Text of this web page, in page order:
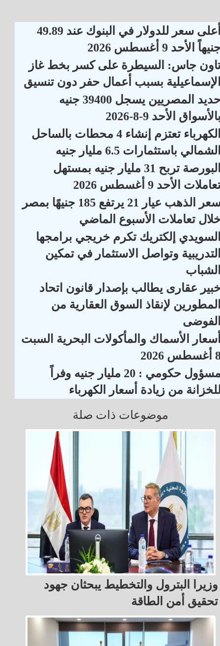
أعلى سعر للدولار في البنوك عند 49.89
الأحد 9 أغسطس 2026
جاس: السيطرة على كسر بخط غاز
بسبب أعمال حفر دون تنسيق
حديد المصريين يسجل 39400 جنيه
الأحد 9-8-2026
الكهرباء تعتزم إنشاء 4 محطات بالساحل
باستثمارات 6.5 مليار جنيه
البورصة تربح 31 مليار جنيه بمستهل
الأحد 9 أغسطس 2026
سعر الذهب عيار 21 يرتفع 185 جنيهًا بمصر
تعاملات الأسبوع الماضي
إلكتريك تكرم خريجي برامجها
وتواصل الاستثمار في تمكين
عقارى يطالب بإصدار قانون اتحاد
لإنقاذ السوق العقارية من
الأسماك والمأكولات البحرية السبت
2026
مسؤول حكومي : 20 مليار جنيه وفراً
من زيادة أسعار الكهرباء
موضوعات ذات صلة
وزيرا البترول والتخطيط يبحثان جهود
تحقيق أمن الطاقة